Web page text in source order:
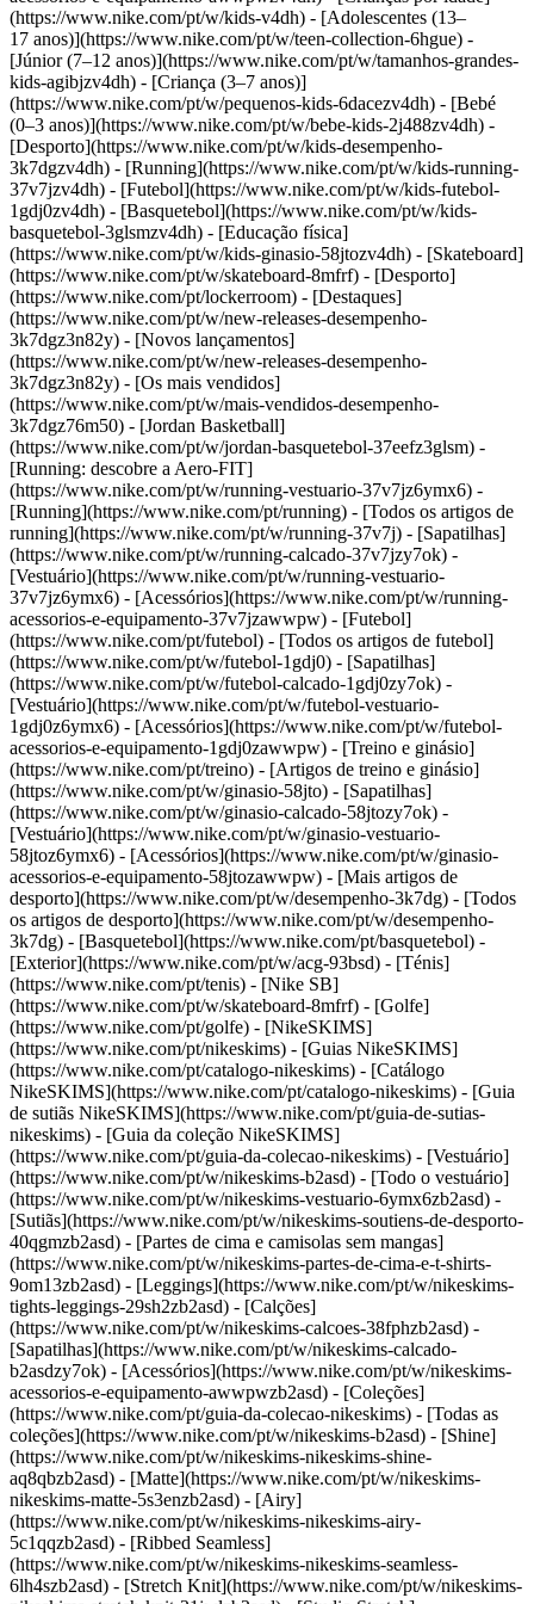
(https://www.nike.com/pt/w/kids-v4dh) - [Adolescentes (13–
17 anos)](https://www.nike.com/pt/w/teen-collection-6hgue) -
[Júnior (7–12 anos)](https://www.nike.com/pt/w/tamanhos-grandes-
kids-agibjzv4dh) - [Criança (3–7 anos)]
(https://www.nike.com/pt/w/pequenos-kids-6dacezv4dh) - [Bebé
(0–3 anos)](https://www.nike.com/pt/w/bebe-kids-2j488zv4dh) -
[Desporto](https://www.nike.com/pt/w/kids-desempenho-
3k7dgzv4dh) - [Running](https://www.nike.com/pt/w/kids-running-
37v7jzv4dh) - [Futebol](https://www.nike.com/pt/w/kids-futebol-
1gdj0zv4dh) - [Basquetebol](https://www.nike.com/pt/w/kids-
basquetebol-3glsmzv4dh) - [Educação física]
(https://www.nike.com/pt/w/kids-ginasio-58jtozv4dh) - [Skateboard]
(https://www.nike.com/pt/w/skateboard-8mfrf) - [Desporto]
(https://www.nike.com/pt/lockerroom) - [Destaques]
(https://www.nike.com/pt/w/new-releases-desempenho-
3k7dgz3n82y) - [Novos lançamentos]
(https://www.nike.com/pt/w/new-releases-desempenho-
3k7dgz3n82y) - [Os mais vendidos]
(https://www.nike.com/pt/w/mais-vendidos-desempenho-
3k7dgz76m50) - [Jordan Basketball]
(https://www.nike.com/pt/w/jordan-basquetebol-37eefz3glsm) -
[Running: descobre a Aero-FIT]
(https://www.nike.com/pt/w/running-vestuario-37v7jz6ymx6) -
[Running](https://www.nike.com/pt/running) - [Todos os artigos de
running](https://www.nike.com/pt/w/running-37v7j) - [Sapatilhas]
(https://www.nike.com/pt/w/running-calcado-37v7jzy7ok) -
[Vestuário](https://www.nike.com/pt/w/running-vestuario-
37v7jz6ymx6) - [Acessórios](https://www.nike.com/pt/w/running-
acessorios-e-equipamento-37v7jzawwpw) - [Futebol]
(https://www.nike.com/pt/futebol) - [Todos os artigos de futebol]
(https://www.nike.com/pt/w/futebol-1gdj0) - [Sapatilhas]
(https://www.nike.com/pt/w/futebol-calcado-1gdj0zy7ok) -
[Vestuário](https://www.nike.com/pt/w/futebol-vestuario-
1gdj0z6ymx6) - [Acessórios](https://www.nike.com/pt/w/futebol-
acessorios-e-equipamento-1gdj0zawwpw) - [Treino e ginásio]
(https://www.nike.com/pt/treino) - [Artigos de treino e ginásio]
(https://www.nike.com/pt/w/ginasio-58jto) - [Sapatilhas]
(https://www.nike.com/pt/w/ginasio-calcado-58jtozy7ok) -
[Vestuário](https://www.nike.com/pt/w/ginasio-vestuario-
58jtoz6ymx6) - [Acessórios](https://www.nike.com/pt/w/ginasio-
acessorios-e-equipamento-58jtozawwpw) - [Mais artigos de
desporto](https://www.nike.com/pt/w/desempenho-3k7dg) - [Todos
os artigos de desporto](https://www.nike.com/pt/w/desempenho-
3k7dg) - [Basquetebol](https://www.nike.com/pt/basquetebol) -
[Exterior](https://www.nike.com/pt/w/acg-93bsd) - [Ténis]
(https://www.nike.com/pt/tenis) - [Nike SB]
(https://www.nike.com/pt/w/skateboard-8mfrf) - [Golfe]
(https://www.nike.com/pt/golfe) - [NikeSKIMS]
(https://www.nike.com/pt/nikeskims) - [Guias NikeSKIMS]
(https://www.nike.com/pt/catalogo-nikeskims) - [Catálogo
NikeSKIMS](https://www.nike.com/pt/catalogo-nikeskims) - [Guia
de sutiãs NikeSKIMS](https://www.nike.com/pt/guia-de-sutias-
nikeskims) - [Guia da coleção NikeSKIMS]
(https://www.nike.com/pt/guia-da-colecao-nikeskims) - [Vestuário]
(https://www.nike.com/pt/w/nikeskims-b2asd) - [Todo o vestuário]
(https://www.nike.com/pt/w/nikeskims-vestuario-6ymx6zb2asd) -
[Sutiãs](https://www.nike.com/pt/w/nikeskims-soutiens-de-desporto-
40qgmzb2asd) - [Partes de cima e camisolas sem mangas]
(https://www.nike.com/pt/w/nikeskims-partes-de-cima-e-t-shirts-
9om13zb2asd) - [Leggings](https://www.nike.com/pt/w/nikeskims-
tights-leggings-29sh2zb2asd) - [Calções]
(https://www.nike.com/pt/w/nikeskims-calcoes-38fphzb2asd) -
[Sapatilhas](https://www.nike.com/pt/w/nikeskims-calcado-
b2asdzy7ok) - [Acessórios](https://www.nike.com/pt/w/nikeskims-
acessorios-e-equipamento-awwpwzb2asd) - [Coleções]
(https://www.nike.com/pt/guia-da-colecao-nikeskims) - [Todas as
coleções](https://www.nike.com/pt/w/nikeskims-b2asd) - [Shine]
(https://www.nike.com/pt/w/nikeskims-nikeskims-shine-
aq8qbzb2asd) - [Matte](https://www.nike.com/pt/w/nikeskims-
nikeskims-matte-5s3enzb2asd) - [Airy]
(https://www.nike.com/pt/w/nikeskims-nikeskims-airy-
5c1qqzb2asd) - [Ribbed Seamless]
(https://www.nike.com/pt/w/nikeskims-nikeskims-seamless-
6lh4szb2asd) - [Stretch Knit](https://www.nike.com/pt/w/nikeskims-